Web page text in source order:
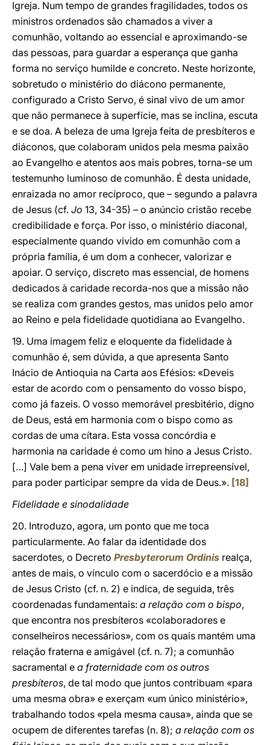
Igreja. Num tempo de grandes fragilidades, todos os
ministros ordenados são chamados a viver a
comunhão, voltando ao essencial e aproximando-se
das pessoas, para guardar a esperança que ganha
forma no serviço humilde e concreto. Neste horizonte,
sobretudo o ministério do diácono permanente,
configurado a Cristo Servo, é sinal vivo de um amor
que não permanece à superfície, mas se inclina, escuta
e se doa. A beleza de uma Igreja feita de presbíteros e
diáconos, que colaboram unidos pela mesma paixão
ao Evangelho e atentos aos mais pobres, torna-se um
testemunho luminoso de comunhão. É desta unidade,
enraizada no amor recíproco, que – segundo a palavra
de Jesus (cf. Jo 13, 34-35) – o anúncio cristão recebe
credibilidade e força. Por isso, o ministério diaconal,
especialmente quando vivido em comunhão com a
própria família, é um dom a conhecer, valorizar e
apoiar. O serviço, discreto mas essencial, de homens
dedicados à caridade recorda-nos que a missão não
se realiza com grandes gestos, mas unidos pelo amor
ao Reino e pela fidelidade quotidiana ao Evangelho.
19. Uma imagem feliz e eloquente da fidelidade à
comunhão é, sem dúvida, a que apresenta Santo
Inácio de Antioquia na Carta aos Efésios: «Deveis
estar de acordo com o pensamento do vosso bispo,
como já fazeis. O vosso memorável presbitério, digno
de Deus, está em harmonia com o bispo como as
cordas de uma cítara. Esta vossa concórdia e
harmonia na caridade é como um hino a Jesus Cristo.
[…] Vale bem a pena viver em unidade irrepreensível,
para poder participar sempre da vida de Deus.». [18]
Fidelidade e sinodalidade
20. Introduzo, agora, um ponto que me toca
particularmente. Ao falar da identidade dos
sacerdotes, o Decreto Presbyterorum Ordinis realça,
antes de mais, o vínculo com o sacerdócio e a missão
de Jesus Cristo (cf. n. 2) e indica, de seguida, três
coordenadas fundamentais: a relação com o bispo,
que encontra nos presbíteros «colaboradores e
conselheiros necessários», com os quais mantém uma
relação fraterna e amigável (cf. n. 7); a comunhão
sacramental e a fraternidade com os outros
presbíteros, de tal modo que juntos contribuam «para
uma mesma obra» e exerçam «um único ministério»,
trabalhando todos «pela mesma causa», ainda que se
ocupem de diferentes tarefas (n. 8); a relação com os